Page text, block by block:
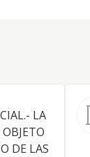
LA
DE LAS